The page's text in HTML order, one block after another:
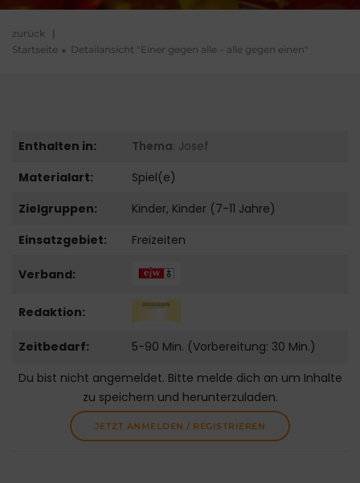
zurück |
Startseite
Detailansicht "Einer gegen alle – alle gegen einen"
Enthalten in: Thema: Josef
Materialart:
Spiel(e)
Zielgruppen:
Kinder, Kinder (7-11 Jahre)
Einsatzgebiet:
Freizeiten
Verband:
Redaktion:
Zeitbedarf:
5-90 Min. (Vorbereitung: 30 Min.)
Du bist nicht angemeldet. Bitte melde dich an um Inhalte
zu speichern und herunterzuladen.
JETZT ANMELDEN / REGISTRIEREN